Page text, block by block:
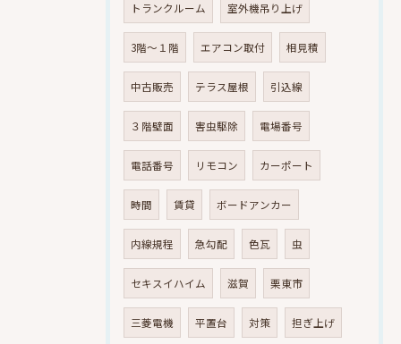
トランクルーム 室外機吊り上げ
3階～１階 エアコン取付 相見積
中古販売 テラス屋根 引込線
３階壁面 害虫駆除 電場番号
電話番号 リモコン カーポート
時間 賃貸 ボードアンカー
内線規程 急勾配 色瓦 虫
セキスイハイム 滋賀 栗東市
三菱電機 平置台 対策 担ぎ上げ